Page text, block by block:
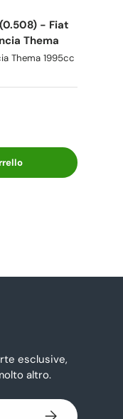
- Fiat
Thema
Thema 1995cc
esclusive,
altro.
Iscriviti